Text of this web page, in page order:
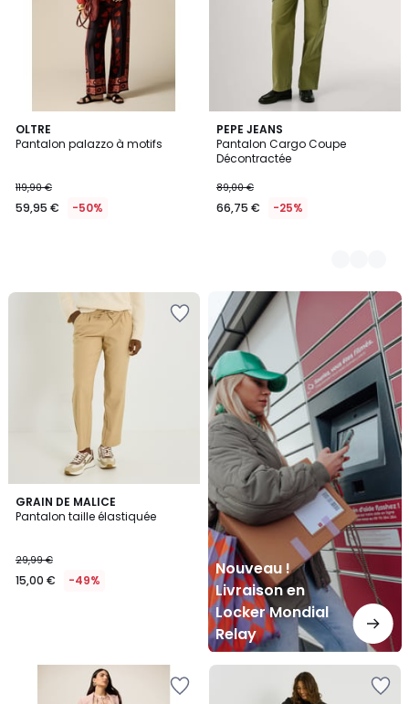
OLTRE
Pantalon palazzo à motifs
119,90 €
59,95 € -50%
PEPE JEANS
Pantalon Cargo Coupe
Décontractée
89,00 €
66,75 € -25%
2
Couleurs
GRAIN DE MALICE
Pantalon taille élastiquée
29,99 €
15,00 € -49%
Nouveau !
Livraison en
Locker Mondial
Relay
Nouveau
Livraison
en
Locker
Mondial
Relay